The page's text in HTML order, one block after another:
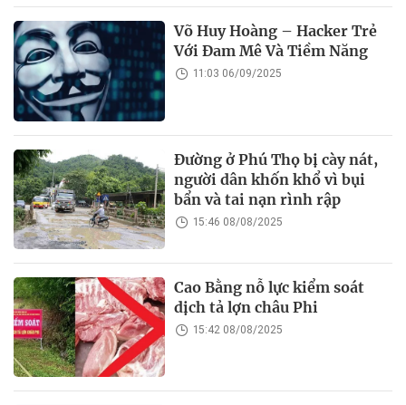
Võ Huy Hoàng – Hacker Trẻ
Với Đam Mê Và Tiềm Năng
11:03 06/09/2025
Đường ở Phú Thọ bị cày nát,
người dân khốn khổ vì bụi
bẩn và tai nạn rình rập
15:46 08/08/2025
Cao Bằng nỗ lực kiểm soát
dịch tả lợn châu Phi
15:42 08/08/2025